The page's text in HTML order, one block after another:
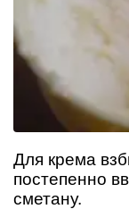
Для крема
постепенно
сметану.